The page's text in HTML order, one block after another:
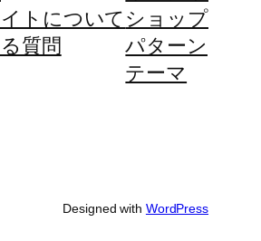
トについて
質問
ショップ
パターン
テーマ
Designed with WordPress